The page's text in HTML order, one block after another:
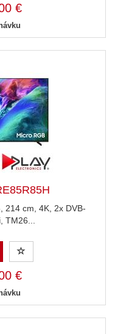
€
214 cm, 4K, 2x DVB-
TM26...
€